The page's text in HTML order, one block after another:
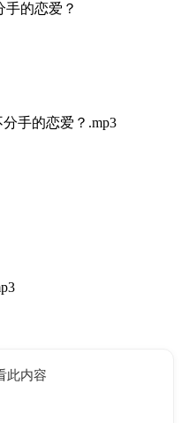
手的恋爱？
手的恋爱？.mp3
此内容